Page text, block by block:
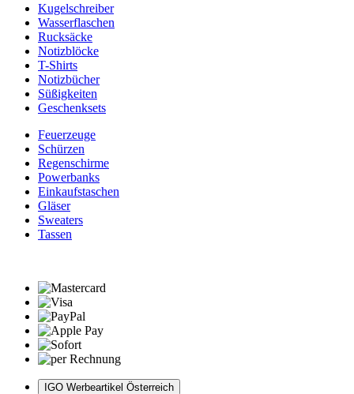
Kugelschreiber
Wasserflaschen
Rucksäcke
Notizblöcke
T-Shirts
Notizbücher
Süßigkeiten
Geschenksets
Feuerzeuge
Schürzen
Regenschirme
Powerbanks
Einkaufstaschen
Gläser
Sweaters
Tassen
IGO Werbeartikel Österreich